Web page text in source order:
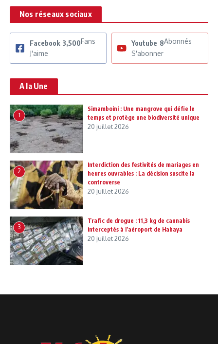
Nos réseaux sociaux
Facebook 3,500Fans
J'aime
Youtube 8Abonnés
S'abonner
A la Une
1
Simamboini : Une mangrove qui défie le
temps et protège une biodiversité unique
20 juillet 2026
2
Interdiction des festivités de mariages en
heures ouvrables : La décision suscite la
controverse
20 juillet 2026
3
Trafic de drogue : 11,3 kg de cannabis
interceptés à l’aéroport de Hahaya
20 juillet 2026